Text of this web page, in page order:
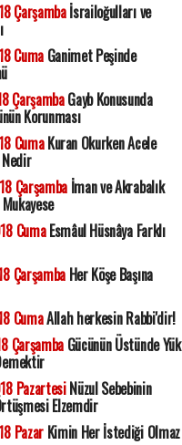
Çarşambaİsrailoğulları ve
CumaGanimet Peşinde
ÇarşambaGayb Konusunda
Korunması
CumaKuran Okurken Acele
Çarşambaİman ve Akrabalık
CumaEsmâul Hüsnâya Farklı
ÇarşambaHer Köşe Başına
CumaAllah herkesin Rabbi'dir!
ÇarşambaGücünün Üstünde Yük
PazartesiNüzul Sebebinin
Elzemdir
PazarKimin Her İstediği Olmaz